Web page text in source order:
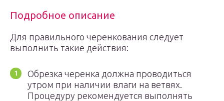
Подробное описание
Для правильного черенкования следует
выполнить такие действия:
Обрезка черенка должна проводиться
утром при наличии влаги на ветвях.
Процедуру рекомендуется выполнять